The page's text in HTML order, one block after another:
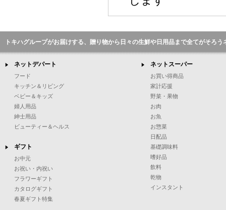
トキハグループがお届けする、贈り物から日々の生鮮や日用品まで全てがそろ
ネットデパート
フード
キッチン＆リビング
ベビー＆キッズ
婦人用品
紳士用品
ビューティー＆ヘルス
ギフト
お中元
お祝い・内祝い
フラワーギフト
カタログギフト
春夏ギフト特集
ネットスーパー
お買い得商品
家計応援
野菜・果物
お肉
お魚
お惣菜
日配品
基礎調味料
嗜好品
飲料
乾物
インスタント